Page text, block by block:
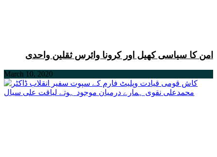
امن کا سیاسی کھیل اور کرونا وائرس ثقلین واحدی
March 10, 2020